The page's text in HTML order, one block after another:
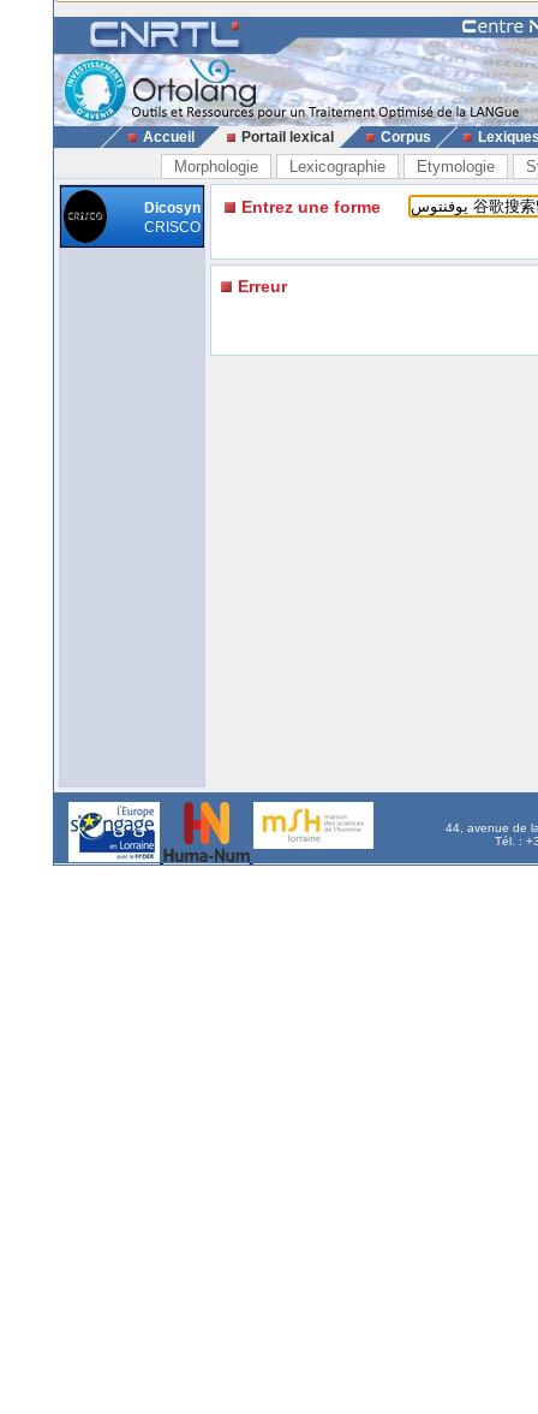
Accueil Portail lexical Corpus
Morphologie Lexicographie Etymologie
Dicosyn
CRISCO
Entrez une forme
Erreur
44, avenue de
Tél. :